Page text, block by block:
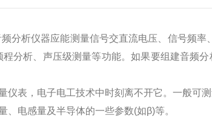
析仪器应能测量信号交直流电压、信号频率
分析、声压级测量等功能。如果要组建音频
仪表，电子电工技术中时刻离不开它。一般可
电感量及半导体的一些参数(如β)等。